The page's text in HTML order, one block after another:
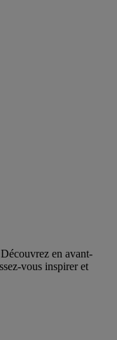
en avant-
vous inspirer et